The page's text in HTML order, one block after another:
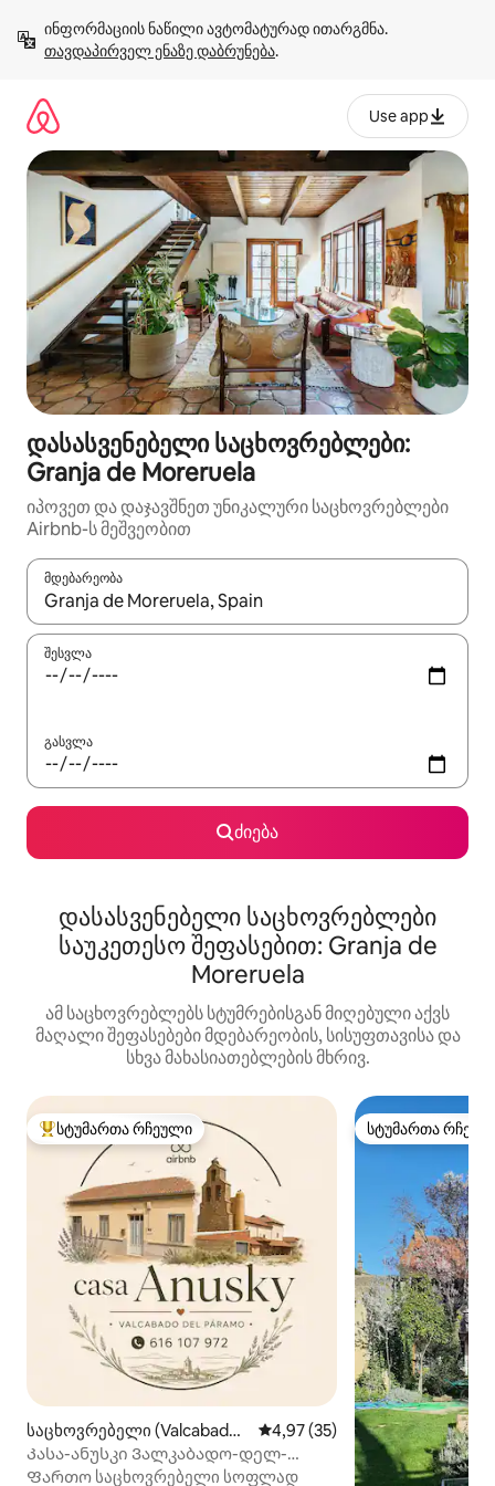
გადასვლა
თავდაპირველ ენაზე დაბრუნება.
Use app
დასასვენებელი საცხოვრებლები:
Granja de Moreruela
იპოვეთ და დაჯავშნეთ უნიკალური საცხოვრებლები
Airbnb-ს მეშვეობით
მდებარეობა
როცა შედეგები ხელმისაწვდომი გახდება, ნავიგაციისთვის
შესვლა
გასვლა
ძიება
დასასვენებელი საცხოვრებლები
საუკეთესო შეფასებით: Granja de
Moreruela
ამ საცხოვრებლებს სტუმრებისგან მიღებული აქვს
მაღალი შეფასებები მდებარეობის, სისუფთავისა და
სხვა მახასიათებლების მხრივ.
სტუმართა რჩეული მოწინავე ვარიანტი
სტუმართა რჩეული
საცხოვრებელი (Valcabado
del Páramo)
საშუალო შეფასებაა 5‑დან
4,97 (35)
Კასა-ანუსკი Ვალკაბადო-დელ-
პარამო
Ფართო საცხოვრებელი სოფლად
სტუმართა
სტუმართა